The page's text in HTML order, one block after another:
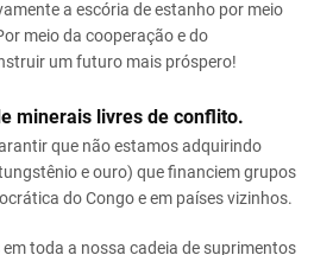
a escória de estanho por meio
meio da cooperação e do
um futuro mais próspero!
minerais livres de conflito.
que não estamos adquirindo
e ouro) que financiem grupos
do Congo e em países vizinhos.
toda a nossa cadeia de suprimentos